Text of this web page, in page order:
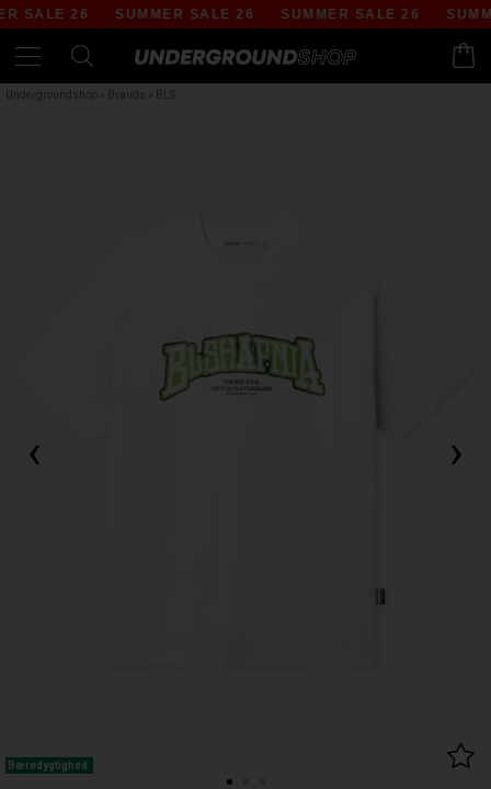
SALE 26 SUMMER SALE 26 SUMMER SALE 26
Undergroundshop Brands BLS
Bæredygtighed
‹ ›